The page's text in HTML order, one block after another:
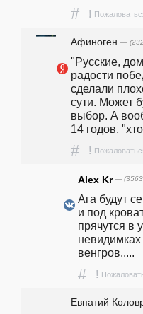
# !
Афиноген —
"Русские,
радости
сделали
сути. Может
выбор. А
14 годов,
# !
Alex Kr—
Ага будут
и под
прячутся в
венгров.....
# !
Евпатий